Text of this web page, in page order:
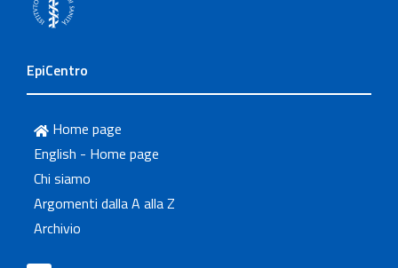
EpiCentro
Home page
English - Home page
Chi siamo
Argomenti dalla A alla Z
Archivio